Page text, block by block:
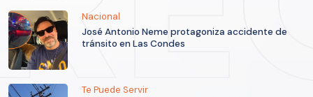
Nacional
José Antonio Neme protagoniza accidente de
tránsito en Las Condes
Te Puede Servir